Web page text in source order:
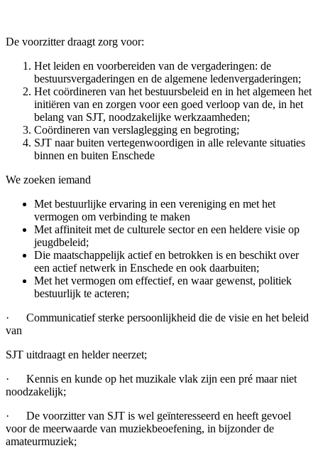
De voorzitter draagt zorg voor:
Het leiden en voorbereiden van de vergaderingen: de
bestuursvergaderingen en de algemene ledenvergaderingen;
Het coördineren van het bestuursbeleid en in het algemeen het
initiëren van en zorgen voor een goed verloop van de, in het
belang van SJT, noodzakelijke werkzaamheden;
Coördineren van verslaglegging en begroting;
SJT naar buiten vertegenwoordigen in alle relevante situaties
binnen en buiten Enschede
We zoeken iemand
Met bestuurlijke ervaring in een vereniging en met het
vermogen om verbinding te maken
Met affiniteit met de culturele sector en een heldere visie op
jeugdbeleid;
Die maatschappelijk actief en betrokken is en beschikt over
een actief netwerk in Enschede en ook daarbuiten;
Met het vermogen om effectief, en waar gewenst, politiek
bestuurlijk te acteren;
· Communicatief sterke persoonlijkheid die de visie en het beleid
van
SJT uitdraagt en helder neerzet;
· Kennis en kunde op het muzikale vlak zijn een pré maar niet
noodzakelijk;
· De voorzitter van SJT is wel geïnteresseerd en heeft gevoel
voor de meerwaarde van muziekbeoefening, in bijzonder de
amateurmuziek;